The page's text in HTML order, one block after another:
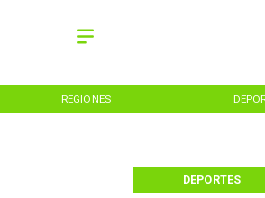
REGIONES
DEPORTES